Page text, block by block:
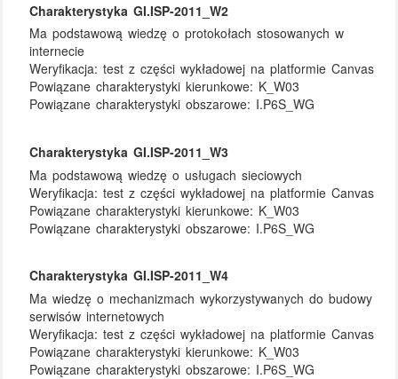
Charakterystyka GI.ISP-2011_W2
Ma podstawową wiedzę o protokołach stosowanych w
internecie
Weryfikacja:test z części wykładowej na platformie Canvas
Powiązane charakterystyki kierunkowe: K_W03
Powiązane charakterystyki obszarowe: I.P6S_WG
Charakterystyka GI.ISP-2011_W3
Ma podstawową wiedzę o usługach sieciowych
Weryfikacja:test z części wykładowej na platformie Canvas
Powiązane charakterystyki kierunkowe: K_W03
Powiązane charakterystyki obszarowe: I.P6S_WG
Charakterystyka GI.ISP-2011_W4
Ma wiedzę o mechanizmach wykorzystywanych do budowy
serwisów internetowych
Weryfikacja:test z części wykładowej na platformie Canvas
Powiązane charakterystyki kierunkowe: K_W03
Powiązane charakterystyki obszarowe: I.P6S_WG